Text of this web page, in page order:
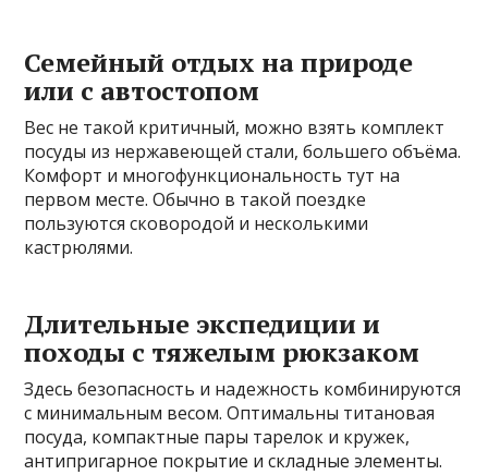
Семейный отдых на природе
или с автостопом
Вес не такой критичный, можно взять комплект
посуды из нержавеющей стали, большего объёма.
Комфорт и многофункциональность тут на
первом месте. Обычно в такой поездке
пользуются сковородой и несколькими
кастрюлями.
Длительные экспедиции и
походы с тяжелым рюкзаком
Здесь безопасность и надежность комбинируются
с минимальным весом. Оптимальны титановая
посуда, компактные пары тарелок и кружек,
антипригарное покрытие и складные элементы.